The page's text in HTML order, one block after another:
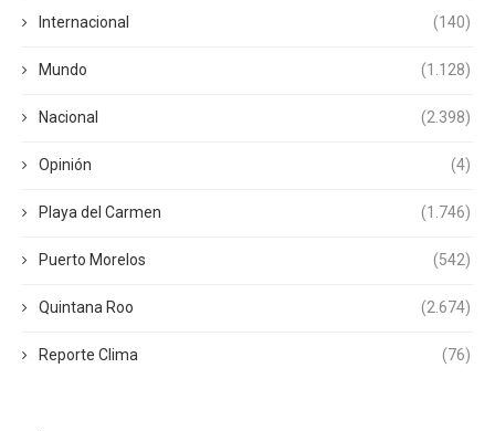
Internacional (140)
Mundo (1.128)
Nacional (2.398)
Opinión (4)
Playa del Carmen (1.746)
Puerto Morelos (542)
Quintana Roo (2.674)
Reporte Clima (76)